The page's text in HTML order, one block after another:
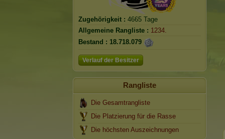
Zugehörigkeit : 4665 Tage
Allgemeine Rangliste : 1234.
Bestand : 18.718.079
Verlauf der Besitzer
Rangliste
Die Gesamtrangliste
Die Platzierung für die Rasse
Die höchsten Auszeichnungen